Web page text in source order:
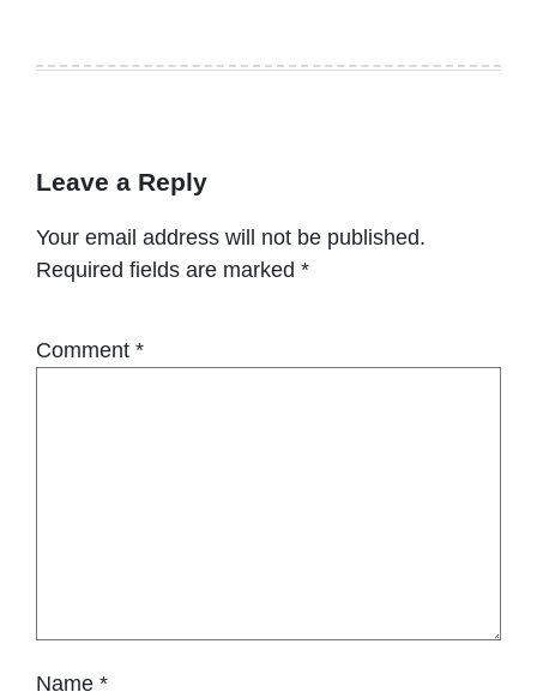
Leave a Reply
Your email address will not be published.
Required fields are marked *
Comment *
Name *